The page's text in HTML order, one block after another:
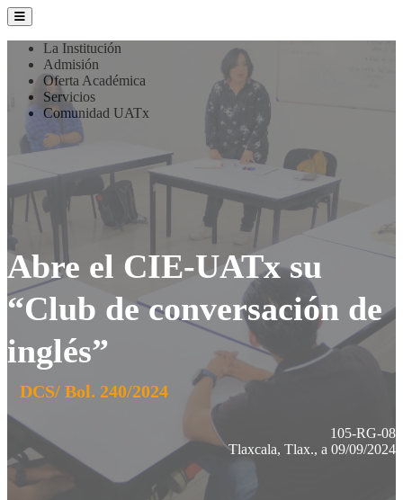
La Institución
Admisión
Oferta Académica
Servicios
Comunidad UATx
Abre el CIE-UATx su
“Club de conversación de
inglés”
DCS/ Bol. 240/2024
105-RG-08
Tlaxcala, Tlax., a 09/09/2024